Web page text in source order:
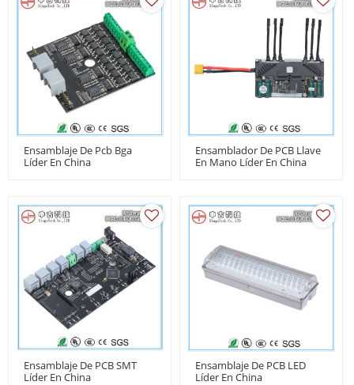
Ensamblaje De Pcb Bga
Líder En China
Ensamblador De PCB Llave
En Mano Líder En China
Ensamblaje De PCB SMT
Líder En China
Ensamblaje De PCB LED
Líder En China